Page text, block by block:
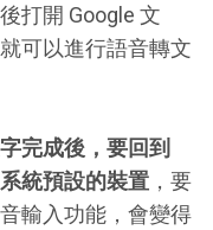
打開 Google 文
可以進行語音轉文
完成後，要回到
統預設的裝置 ，要
輸入功能，會變得